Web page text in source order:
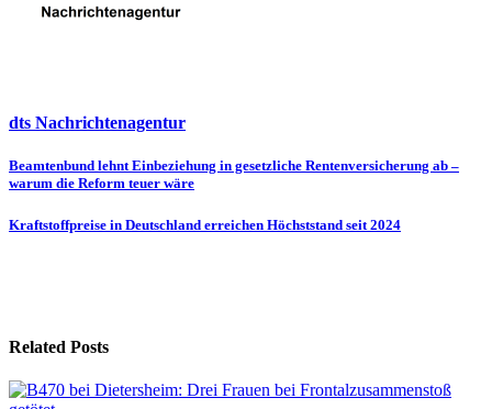
dts Nachrichtenagentur
Beitragsnavigation
Beamtenbund lehnt Einbeziehung in gesetzliche Rentenversicherung ab –
warum die Reform teuer wäre
Kraftstoffpreise in Deutschland erreichen Höchststand seit 2024
Related Posts